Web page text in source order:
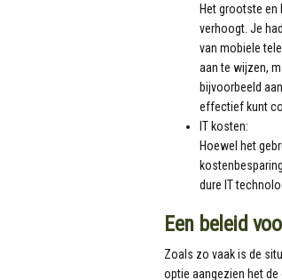
Het grootste en
verhoogt. Je
van mobiele
aan te wijzen,
bijvoorbeeld
effectief kunt
IT kosten:
Hoewel het
dure IT
Een beleid
Zoals zo vaak is de
optie aangezien het